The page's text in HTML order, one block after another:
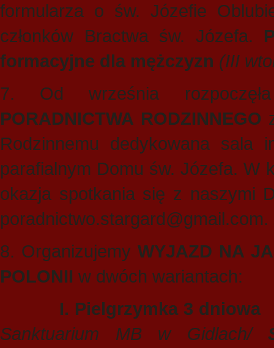
formularza o św. Józefie
członków Bractwa św. Józefa.
formacyjne dla mężczyzn (III
7. Od września
PORADNICTWA RODZINNEGO
Rodzinnemu dedykowana
parafialnym Domu św. Józefa. W
okazja spotkania się z naszymi
8. Organizujemy WYJAZD NA
POLONII w dwóch wariantach:
I. Pielgrzymka 3 dniowa
Sanktuarium MB w Gidlach/